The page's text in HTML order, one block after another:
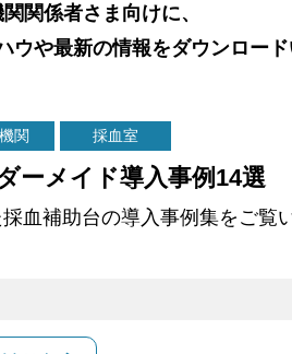
関係者さま向けに、
や最新の情報をダウンロード
関 採血室
ーメイド導入事例14選
血補助台の導入事例集をご覧